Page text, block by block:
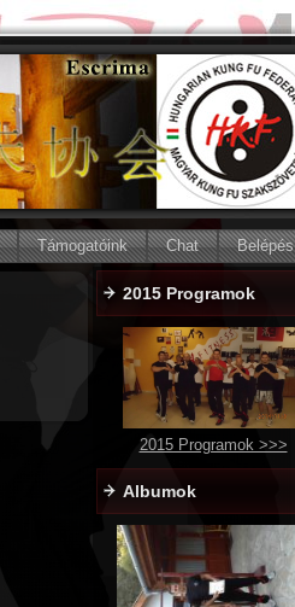
Támogatóink Chat Belépés
2015 Programok
2015 Programok >>>
Albumok